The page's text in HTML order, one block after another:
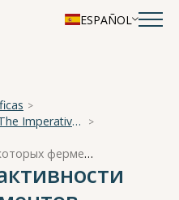
ESPAÑOL
National Scientific Conference “The Imperative of Academician A. A. Ukhtomsky - the Brain and its Self-Cognition”
Исследование активности некоторых ферментов метаболизма глутамата в митохондриальных фракциях структур мозга крыс, перенесших гипоксию в плодном периоде